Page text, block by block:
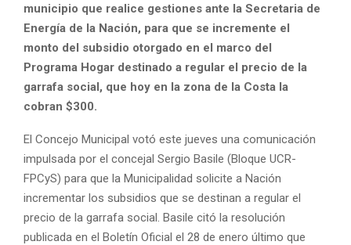
municipio que realice gestiones ante la Secretaria de
Energía de la Nación, para que se incremente el
monto del subsidio otorgado en el marco del
Programa Hogar destinado a regular el precio de la
garrafa social, que hoy en la zona de la Costa la
cobran $300.
El Concejo Municipal votó este jueves una comunicación
impulsada por el concejal Sergio Basile (Bloque UCR-
FPCyS) para que la Municipalidad solicite a Nación
incrementar los subsidios que se destinan a regular el
precio de la garrafa social. Basile citó la resolución
publicada en el Boletín Oficial el 28 de enero último que